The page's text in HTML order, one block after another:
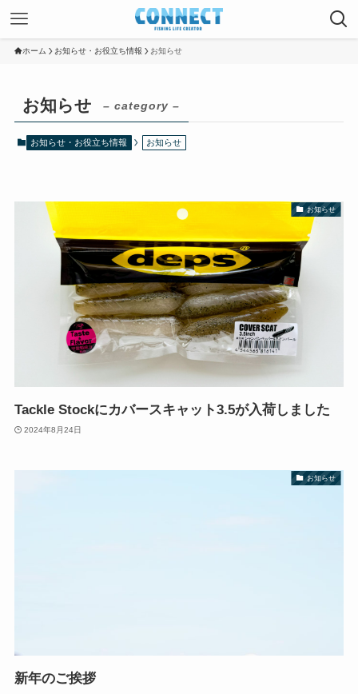
ホーム お知らせ・お役立ち情報 お知らせ
お知らせ – category –
お知らせ・お役立ち情報 お知らせ
お知らせ
Tackle Stockにカバースキャット3.5が入荷しました
2024年8月24日
お知らせ
新年のご挨拶